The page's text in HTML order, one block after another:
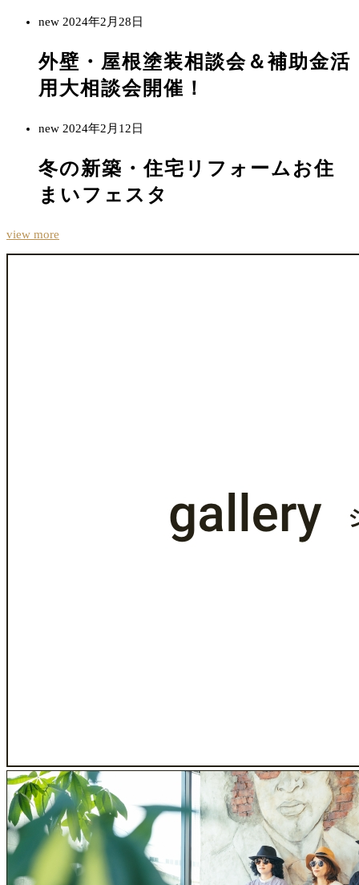
new 2024年2月28日
外壁・屋根塗装相談会＆補助金活
用大相談会開催！
new 2024年2月12日
冬の新築・住宅リフォームお住
まいフェスタ
view more